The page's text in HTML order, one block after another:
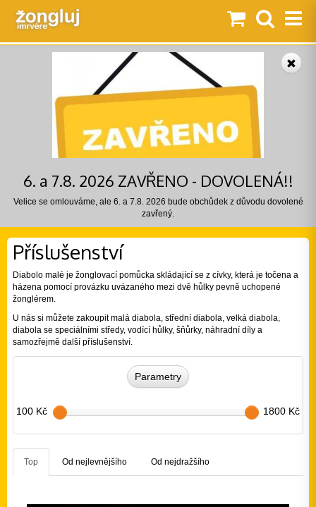
6. a 7.8. 2026 ZAVŘENO - DOVOLENÁ!!
Velice se omlouváme, ale 6. a 7.8. 2026 bude obchůdek z důvodu dovolené
zavřený.
Příslušenství
Diabolo malé je žonglovací pomůcka skládající se z cívky, která je točena a
házena pomocí provázku uvázaného mezi dvě hůlky pevně uchopené
žonglérem.
U nás si můžete zakoupit malá diabola, střední diabola, velká diabola,
diabola se speciálními středy, vodící hůlky, šňůrky, náhradní díly a
samozřejmě další příslušenství.
Parametry
100 Kč 1800 Kč
Top Od nejlevnějšího Od nejdražšího